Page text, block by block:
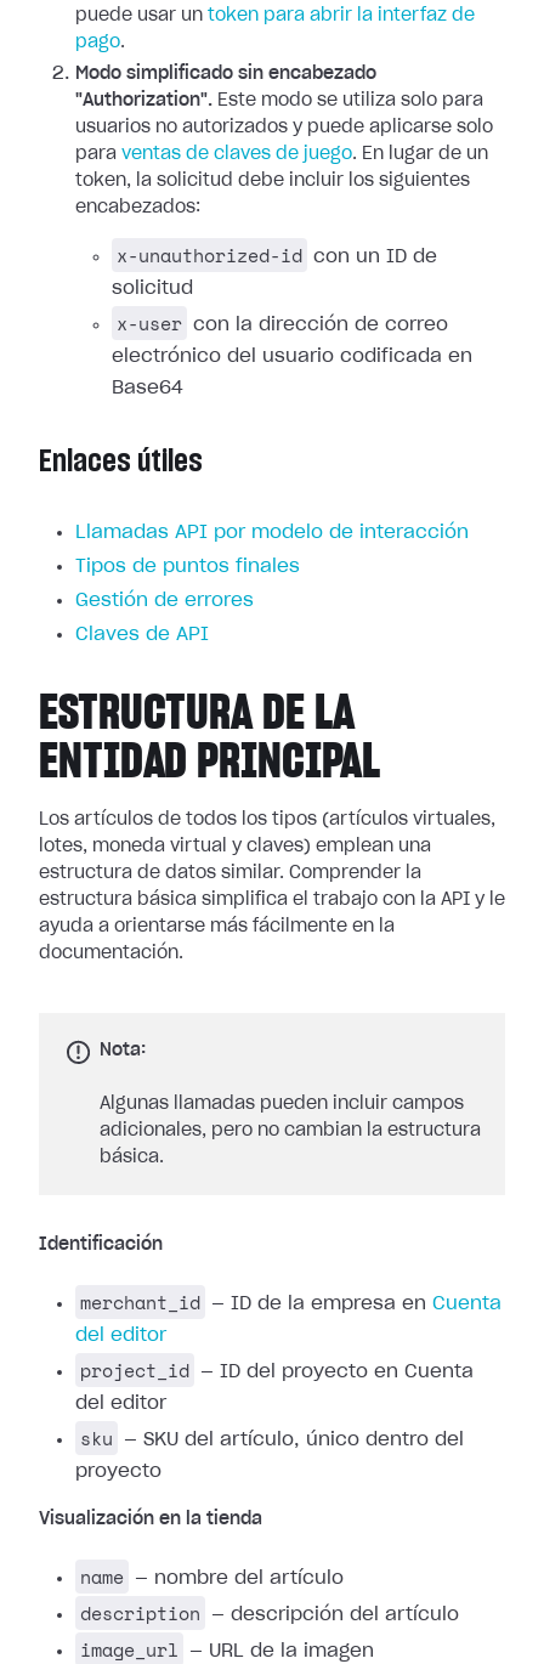
puede usar un token para abrir la interfaz de
pago.
Modo simplificado sin encabezado
"Authorization". Este modo se utiliza solo para
usuarios no autorizados y puede aplicarse solo
para ventas de claves de juego. En lugar de un
token, la solicitud debe incluir los siguientes
encabezados:
x-unauthorized-id con un ID de
solicitud
x-user con la dirección de correo
electrónico del usuario codificada en
Base64
Enlaces útiles
Llamadas API por modelo de interacción
Tipos de puntos finales
Gestión de errores
Claves de API
ESTRUCTURA DE LA
ENTIDAD PRINCIPAL
Los artículos de todos los tipos (artículos virtuales,
lotes, moneda virtual y claves) emplean una
estructura de datos similar. Comprender la
estructura básica simplifica el trabajo con la API y le
ayuda a orientarse más fácilmente en la
documentación.
Nota:
Algunas llamadas pueden incluir campos
adicionales, pero no cambian la estructura
básica.
Identificación
merchant_id — ID de la empresa en Cuenta
del editor
project_id
— ID del proyecto en Cuenta
del editor
sku
— SKU del artículo, único dentro del
proyecto
Visualización en la tienda
name — nombre del artículo
description — descripción del artículo
image_url — URL de la imagen